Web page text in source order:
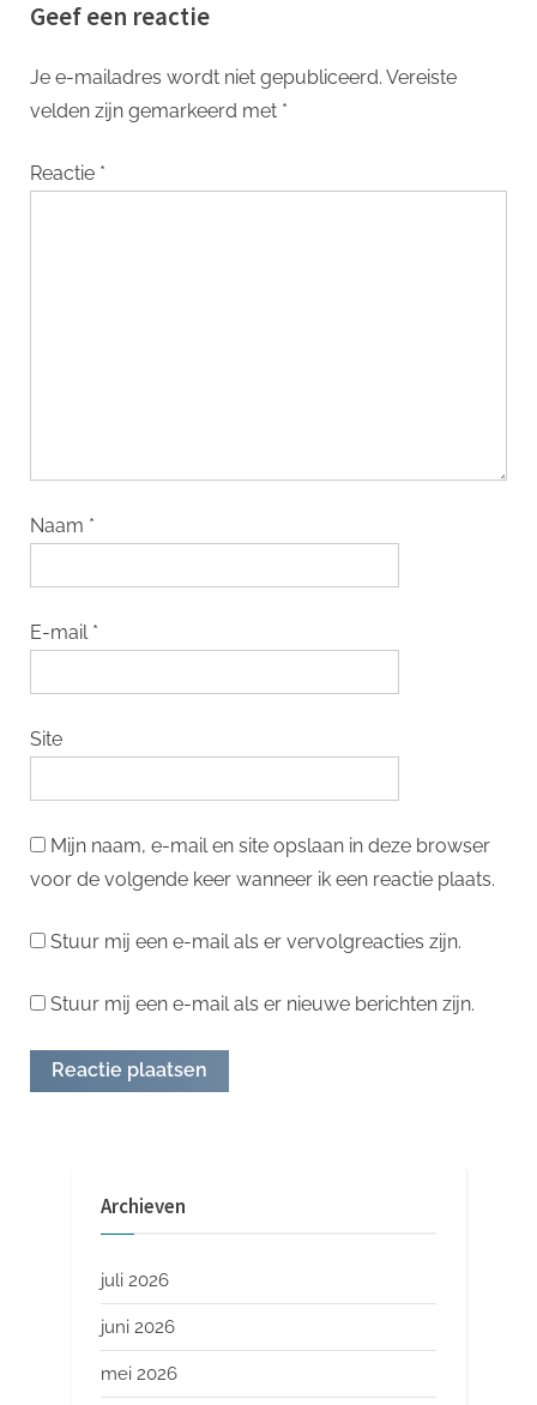
Geef een reactie
Je e-mailadres wordt niet gepubliceerd. Vereiste
velden zijn gemarkeerd met *
Reactie *
Naam *
E-mail *
Site
Mijn naam, e-mail en site opslaan in deze browser
voor de volgende keer wanneer ik een reactie plaats.
Stuur mij een e-mail als er vervolgreacties zijn.
Stuur mij een e-mail als er nieuwe berichten zijn.
Archieven
juli 2026
juni 2026
mei 2026